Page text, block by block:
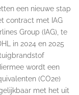
een nieuwe stap
contract met IAG
Group (IAG), te
in 2024 en 2025
wordt een
(CO2e)
met het uit